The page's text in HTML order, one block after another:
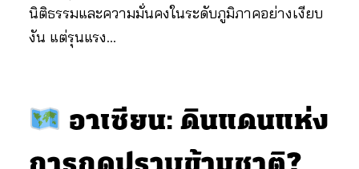
นิติธรรมและความมั่นคงในระดับภูมิภาคอย่างเงียบ
งัน แต่รุนแรง…
อาเซียน: ดินแดนแห่ง